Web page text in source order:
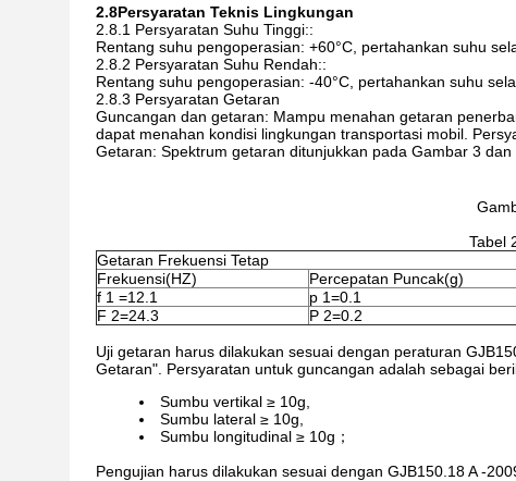
2.8Persyaratan Teknis Lingkungan
2.8.1 Persyaratan Suhu Tinggi::
Rentang suhu pengoperasian: +60°C, pertahankan suhu
2.8.2 Persyaratan Suhu Rendah::
Rentang suhu pengoperasian: -40°C, pertahankan suhu
2.8.3 Persyaratan Getaran
Guncangan dan getaran: Mampu menahan getaran
dapat menahan kondisi lingkungan transportasi mobil.
Getaran: Spektrum getaran ditunjukkan pada Gambar 3 dan
Tabel
Getaran Frekuensi Tetap
Frekuensi(HZ)
Percepatan Puncak(g)
f 1 =12.1
p 1=0.1
F 2=24.3 P 2=0.2
Uji getaran harus dilakukan sesuai dengan peraturan
Getaran". Persyaratan untuk guncangan adalah sebagai
Sumbu vertikal ≥ 10g,
Sumbu lateral ≥ 10g,
Sumbu longitudinal ≥ 10g；
Pengujian harus dilakukan sesuai dengan GJB150.18 A -